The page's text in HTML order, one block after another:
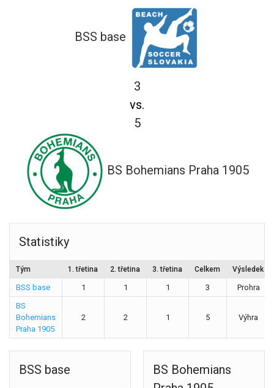
BSS base
3
vs.
5
BS Bohemians Praha 1905
Statistiky
Tým 1. třetina 2. třetina 3. třetina Celkem Výsledek
BSS base 1 1 1 3
Prohra
BS
Bohemians
Praha 1905
2 2 1 5 Výhra
BSS base
BS Bohemians